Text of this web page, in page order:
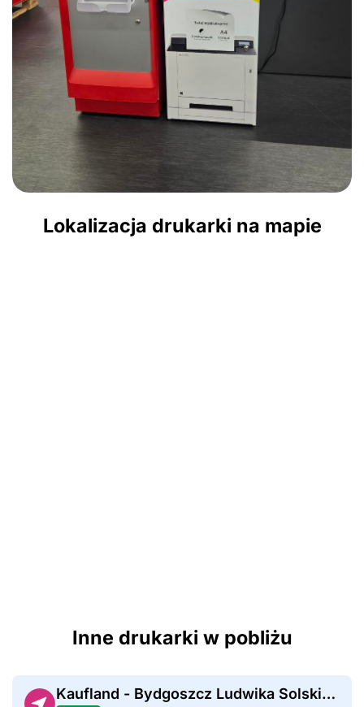
Lokalizacja drukarki na mapie
Inne drukarki w pobliżu
Kaufland - Bydgoszcz Ludwika Solskiego